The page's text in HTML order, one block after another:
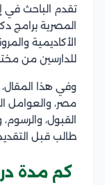
تقدم الباحث في
المصرية برامج
الأكاديمية
للدارسين من
وفي هذا
مصر، والعوامل
القبول،
طالب قبل
كم مدة